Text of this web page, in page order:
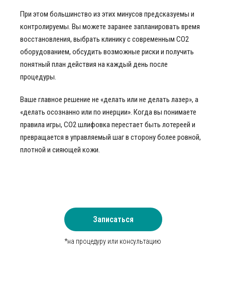
При этом большинство из этих минусов предсказуемы и
контролируемы. Вы можете заранее запланировать время
восстановления, выбрать клинику с современным СО2
оборудованием, обсудить возможные риски и получить
понятный план действия на каждый день после
процедуры.
Ваше главное решение не «делать или не делать лазер», а
«делать осознанно или по инерции». Когда вы понимаете
правила игры, СО2 шлифовка перестает быть лотереей и
превращается в управляемый шаг в сторону более ровной,
плотной и сияющей кожи.
Записаться
*на процедуру или консультацию